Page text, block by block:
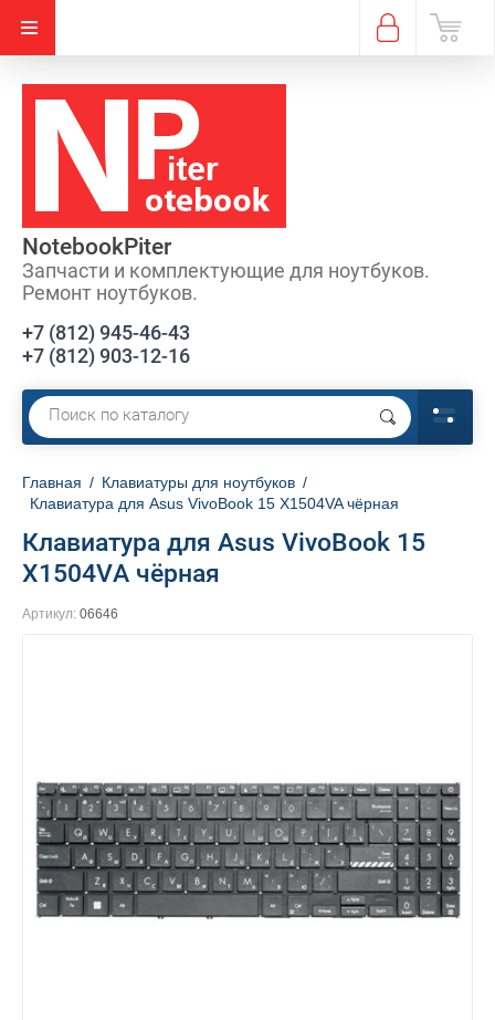
NotebookPiter
Запчасти и комплектующие для ноутбуков.
Ремонт ноутбуков.
+7 (812) 945-46-43
+7 (812) 903-12-16
Главная / Клавиатуры для ноутбуков /
Клавиатура для Asus VivoBook 15 X1504VA чёрная
Клавиатура для Asus VivoBook 15
X1504VA чёрная
Артикул: 06646